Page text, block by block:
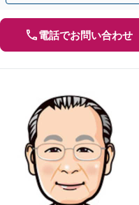
電話でお問い合わせ